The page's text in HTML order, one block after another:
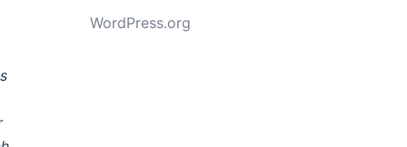
WordPress.org